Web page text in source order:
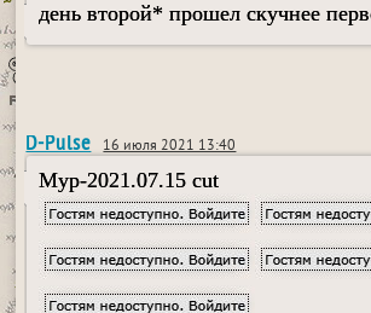
день второй* прошел скучнее
D-Pulse 16 июля 2021 13:40
Myp-2021.07.15 cut